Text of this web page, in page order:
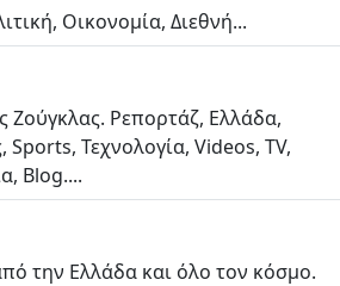
Οικονομία, Διεθνή...
Ζούγκλας. Ρεπορτάζ, Ελλάδα,
Τεχνολογία, Videos, ΤV,
Blog....
την Ελλάδα και όλο τον κόσμο.